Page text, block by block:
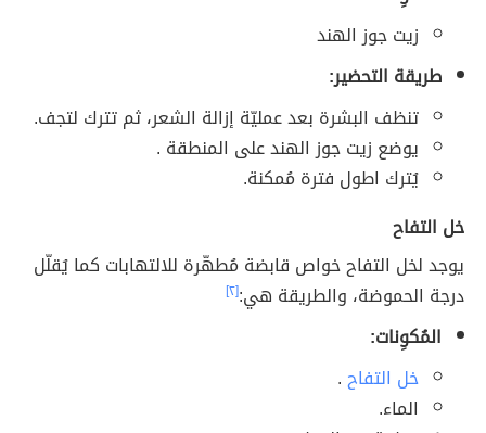
زيت جوز الهند
طريقة التحضير:
تنظف البشرة بعد عمليّة إزالة الشعر، ثم تترك لتجف.
يوضع زيت جوز الهند على المنطقة .
يُترك اطول فترة مُمكنة.
خل التفاح
يوجد لخل التفاح خواص قابضة مُطهّرة للالتهابات كما يُقلّل
درجة الحموضة، والطريقة هي:[٢]
المُكوِنات:
خل التفاح.
الماء.